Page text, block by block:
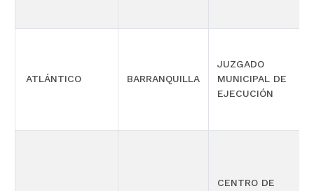
ATLÁNTICO BARRANQUILLA
JUZGADO
MUNICIPAL DE
EJECUCIÓN
CENTRO DE